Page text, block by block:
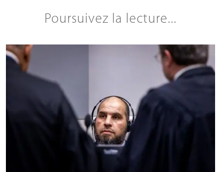
Poursuivez la lecture...